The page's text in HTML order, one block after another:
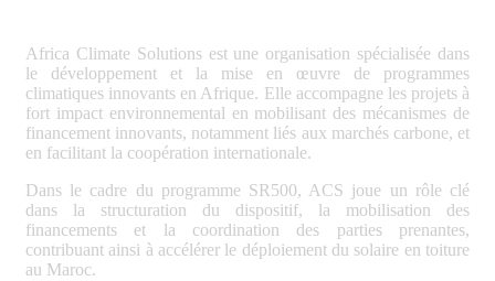
Africa Climate Solutions est une organisation spécialisée dans
le développement et la mise en œuvre de programmes
climatiques innovants en Afrique. Elle accompagne les projets à
fort impact environnemental en mobilisant des mécanismes de
financement innovants, notamment liés aux marchés carbone, et
en facilitant la coopération internationale.
Dans le cadre du programme SR500, ACS joue un rôle clé
dans la structuration du dispositif, la mobilisation des
financements et la coordination des parties prenantes,
contribuant ainsi à accélérer le déploiement du solaire en toiture
au Maroc.